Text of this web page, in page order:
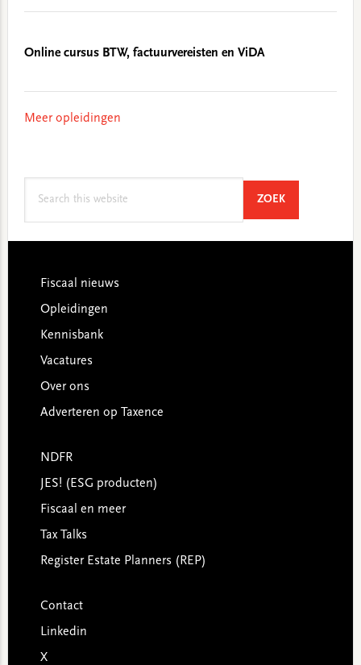
Online cursus BTW, factuurvereisten en ViDA
Meer opleidingen
ZOEKSEARCH
Footer
Fiscaal nieuws
Opleidingen
Kennisbank
Vacatures
Over ons
Adverteren op Taxence
NDFR
JES! (ESG producten)
Fiscaal en meer
Tax Talks
Register Estate Planners (REP)
Contact
Linkedin
X